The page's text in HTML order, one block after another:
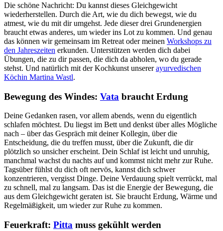
Die schöne Nachricht: Du kannst dieses Gleichgewicht
wiederherstellen. Durch die Art, wie du dich bewegst, wie du
atmest, wie du mit dir umgehst. Jede dieser drei Grundenergien
braucht etwas anderes, um wieder ins Lot zu kommen. Und genau
das können wir gemeinsam im Retreat oder meinen Workshops zu
den Jahreszeiten erkunden. Unterstützen werden dich dabei
Übungen, die zu dir passen, die dich da abholen, wo du gerade
stehst. Und natürlich mit der Kochkunst unsererayurvedischen
Köchin Martina Wastl.
Bewegung des Windes: Vata braucht Erdung
Deine Gedanken rasen, vor allem abends, wenn du eigentlich
schlafen möchtest. Du liegst im Bett und denkst über alles Mögliche
nach – über das Gespräch mit deiner Kollegin, über die
Entscheidung, die du treffen musst, über die Zukunft, die dir
plötzlich so unsicher erscheint. Dein Schlaf ist leicht und unruhig,
manchmal wachst du nachts auf und kommst nicht mehr zur Ruhe.
Tagsüber fühlst du dich oft nervös, kannst dich schwer
konzentrieren, vergisst Dinge. Deine Verdauung spielt verrückt, mal
zu schnell, mal zu langsam. Das ist die Energie der Bewegung, die
aus dem Gleichgewicht geraten ist. Sie braucht Erdung, Wärme und
Regelmäßigkeit, um wieder zur Ruhe zu kommen.
Feuerkraft: Pitta muss gekühlt werden